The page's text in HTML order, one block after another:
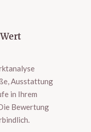
Ausstattung
in Ihrem
Bewertung